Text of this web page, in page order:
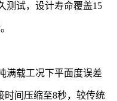
测试，设计寿命覆盖15
载工况下平面度误差
时间压缩至8秒，较传统